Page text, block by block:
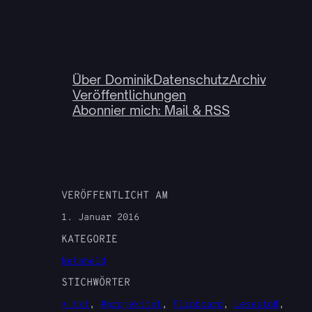
Über DominikDatenschutzArchiv
Veröffentlichungen
Abonnier mich: Mail & RSS
VERÖFFENTLICHT AM
1. Januar 2016
KATEGORIE
Metaheld
STICHWÖRTER
*.txt , #projekttxt , Flipboard , Lesestoff